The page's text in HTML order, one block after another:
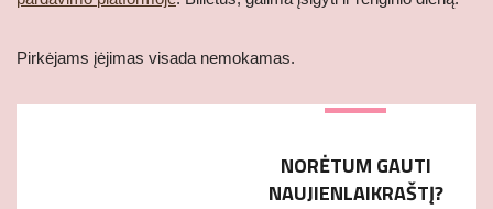
Pirkėjams įėjimas visada nemokamas.
NORĖTUM GAUTI
NAUJIENLAIKRAŠTĮ?